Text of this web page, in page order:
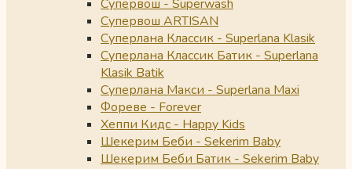
Супервош - Superwash
Супервош ARTISAN
Суперлана Классик - Superlana Klasik
Суперлана Классик Батик - Superlana
Klasik Batik
Суперлана Макси - Superlana Maxi
Фореве - Forever
Хеппи Кидс - Happy Kids
Шекерим Беби - Sekerim Baby
Шекерим Беби Батик - Sekerim Baby